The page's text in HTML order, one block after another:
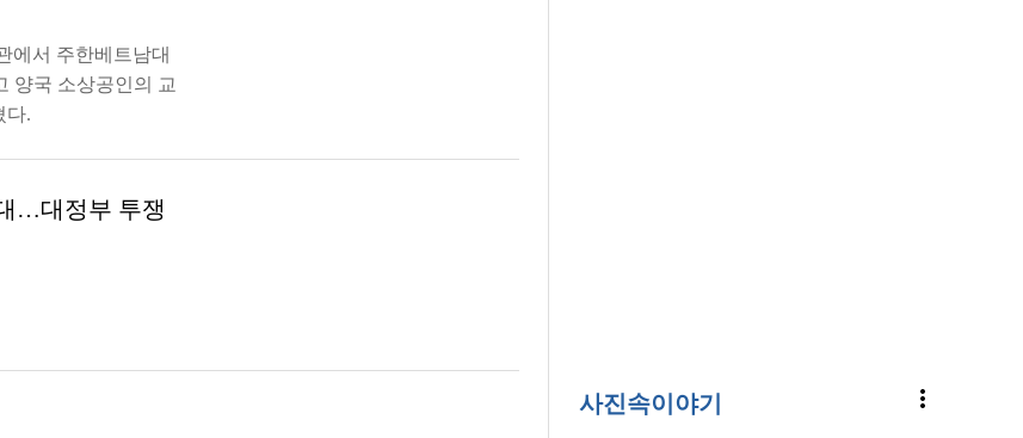
에서 주한베트남대
양국 소상공인의 교
다.
…대정부 투쟁
사진속이야기 more_vert